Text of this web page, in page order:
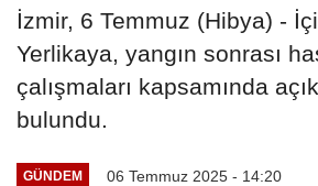
İzmir, 6 Temmuz (Hibya) -
Yerlikaya, yangın sonrası
çalışmaları kapsamında
bulundu.
GÜNDEM 06 Temmuz 2025 - 14:20